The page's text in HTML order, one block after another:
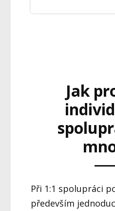
Jak
Při 1:1 spolupráci
především